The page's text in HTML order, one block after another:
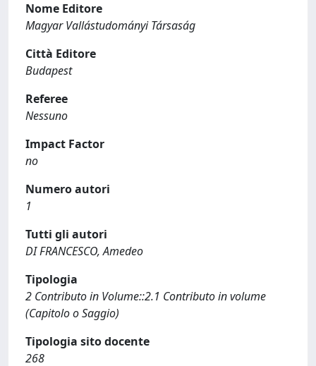
Nome Editore
Magyar Vallástudományi Társaság
Città Editore
Budapest
Referee
Nessuno
Impact Factor
no
Numero autori
1
Tutti gli autori
DI FRANCESCO, Amedeo
Tipologia
2 Contributo in Volume::2.1 Contributo in volume
(Capitolo o Saggio)
Tipologia sito docente
268